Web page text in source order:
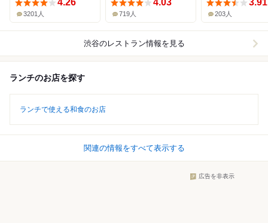
4.26
3201人
4.03
719人
3.91
203人
渋谷のレストラン情報を見る
ランチのお店を探す
ランチで使える和食のお店
関連の情報をすべて表示する
広告を非表示